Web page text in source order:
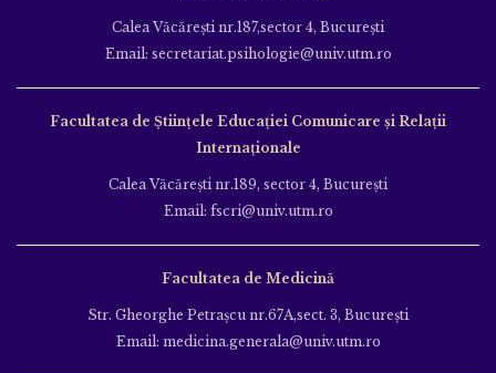
Calea Văcăreşti nr.187,sector 4, Bucureşti
Email: secretariat.psihologie@univ.utm.ro
Facultatea de Ştiinţele Educației Comunicare și Relații
Internaționale
Calea Văcăreşti nr.189, sector 4, Bucureşti
Email: fscri@univ.utm.ro
Facultatea de Medicină
Str. Gheorghe Petraşcu nr.67A,sect. 3, Bucureşti
Email: medicina.generala@univ.utm.ro